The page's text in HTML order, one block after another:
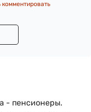
- пенсионеры.